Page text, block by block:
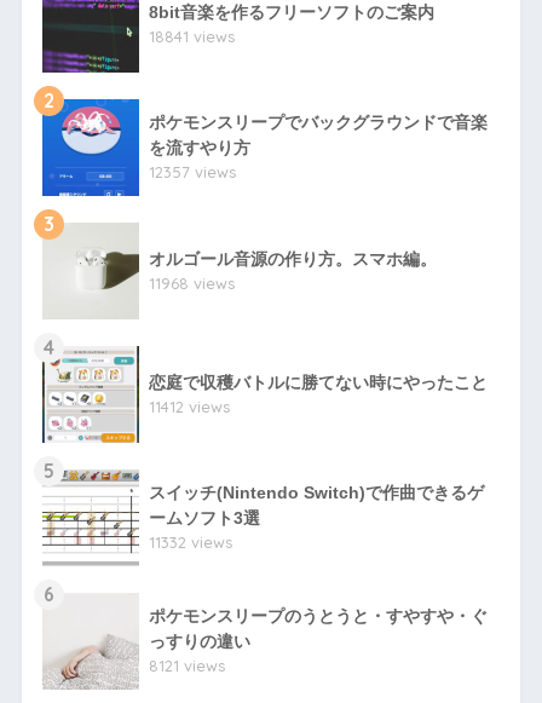
8bit音楽を作るフリーソフトのご案内
18841 views
2
ポケモンスリープでバックグラウンドで音楽
を流すやり方
12357 views
3
オルゴール音源の作り方。スマホ編。
11968 views
4
恋庭で収穫バトルに勝てない時にやったこと
11412 views
5
スイッチ(Nintendo Switch)で作曲できるゲ
ームソフト3選
11332 views
6
ポケモンスリープのうとうと・すやすや・ぐ
っすりの違い
8121 views